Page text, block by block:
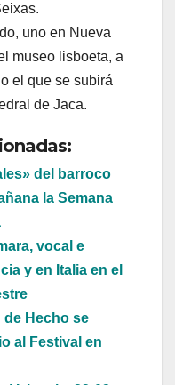
uno en Nueva
museo lisboeta, a
el que se subirá
de Jaca.
del barroco
la Semana
vocal e
y en Italia en el
de Hecho se
al Festival en